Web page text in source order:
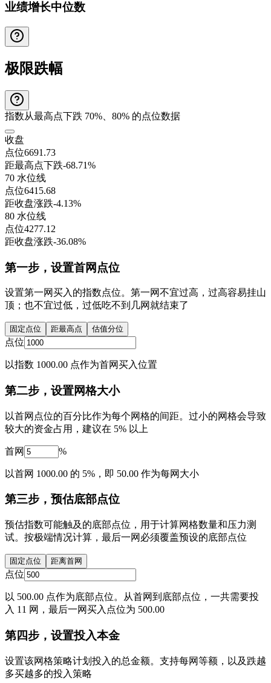
业绩增长中位数
极限跌幅
指数从最高点下跌 70%、80% 的点位数据
收盘
点位6691.73
距最高点下跌-68.71%
70 水位线
点位6415.68
距收盘涨跌-4.13%
80 水位线
点位4277.12
距收盘涨跌-36.08%
第一步，设置首网点位
设置第一网买入的指数点位。第一网不宜过高，过高容易挂山
顶；也不宜过低，过低吃不到几网就结束了
固定点位 距最高点 估值分位
点位
以指数 1000.00 点作为首网买入位置
第二步，设置网格大小
以首网点位的百分比作为每个网格的间距。过小的网格会导致
较大的资金占用，建议在 5% 以上
首网 %
以首网 1000.00 的 5%，即 50.00 作为每网大小
第三步，预估底部点位
预估指数可能触及的底部点位，用于计算网格数量和压力测
试。按极端情况计算，最后一网必须覆盖预设的底部点位
固定点位 距离首网
点位
以 500.00 点作为底部点位。从首网到底部点位，一共需要投
入 11 网，最后一网买入点位为 500.00
第四步，设置投入本金
设置该网格策略计划投入的总金额。支持每网等额，以及跌越
多买越多的投入策略